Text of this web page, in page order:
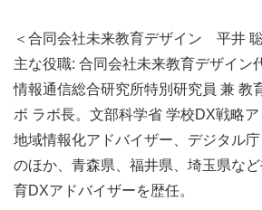
＜合同会社未来教育デザイン　平井
主な役職: 合同会社未来教育デザイン
情報通信総合研究所特別研究員 兼 教
ボ ラボ長。文部科学省 学校DX戦略
地域情報化アドバイザー、デジタル
のほか、青森県、福井県、埼玉県な
育DXアドバイザーを歴任。